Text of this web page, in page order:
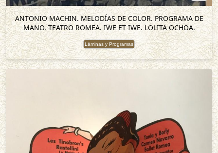
ANTONIO MACHIN. MELODÍAS DE COLOR. PROGRAMA DE
MANO. TEATRO ROMEA. IWE ET IWE. LOLITA OCHOA.
Láminas y Programas